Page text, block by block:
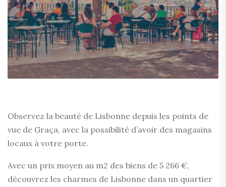
Observez la beauté de Lisbonne depuis les points de
vue de Graça, avec la possibilité d’avoir des magasins
locaux à votre porte.
Avec un prix moyen au m2 des biens de 5 266 €,
découvrez les charmes de Lisbonne dans un quartier